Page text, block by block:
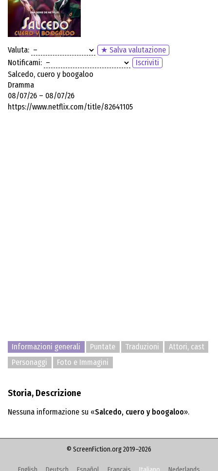
Valuta:
★ Salva valutazione
Notificami:
Iscriviti
Salcedo, cuero y boogaloo
Dramma
08/07/26 – 08/07/26
https://www.netflix.com/title/82641105
Informazioni generali Puntate Traduzioni
Attori, cast
Personaggi
Foto e Immagini
Storia, Descrizione
Nessuna informazione su «Salcedo, cuero y boogaloo».
© ScreenFiction.org 2019–2026